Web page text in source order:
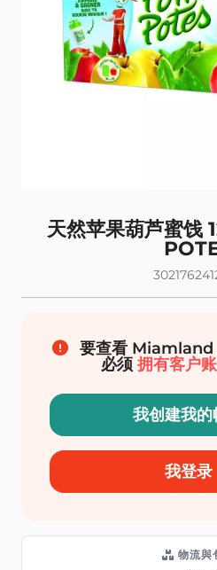
天然苹果葫芦蜜饯
要查看 Miamland
必须 拥有客户
我创建我的
我登录
物流與